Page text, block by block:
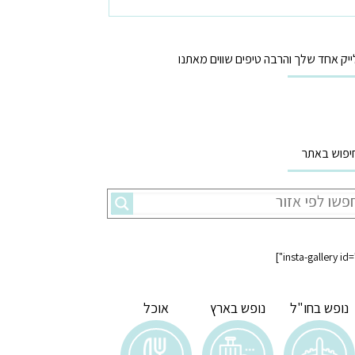
אחד שלך והרבה טיפים שווים מאתנו
באתר
נופש בחו"ל נופש בארץ אוכל